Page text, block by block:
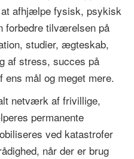
afhjælpe fysisk, psykisk
forbedre tilværelsen på
studier, ægteskab,
af stress, succes på
ens mål og meget mere.
netværk af frivillige,
permanente
ved katastrofer
når der er brug